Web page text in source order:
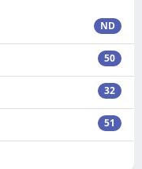
ND
50
32
51